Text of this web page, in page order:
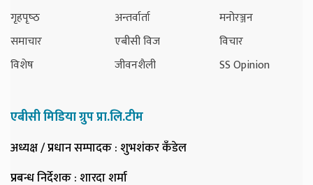
गृहपृष्‍ठ
समाचार
विशेष
अन्तर्वार्ता
एबीसी विज
जीवनशैली
मनोरञ्जन
विचार
SS Opinion
एबीसी मिडिया ग्रुप प्रा.लि.टीम
अध्यक्ष / प्रधान सम्पादक: शुभशंकर कँडेल
प्रबन्ध निर्देशक: शारदा शर्मा